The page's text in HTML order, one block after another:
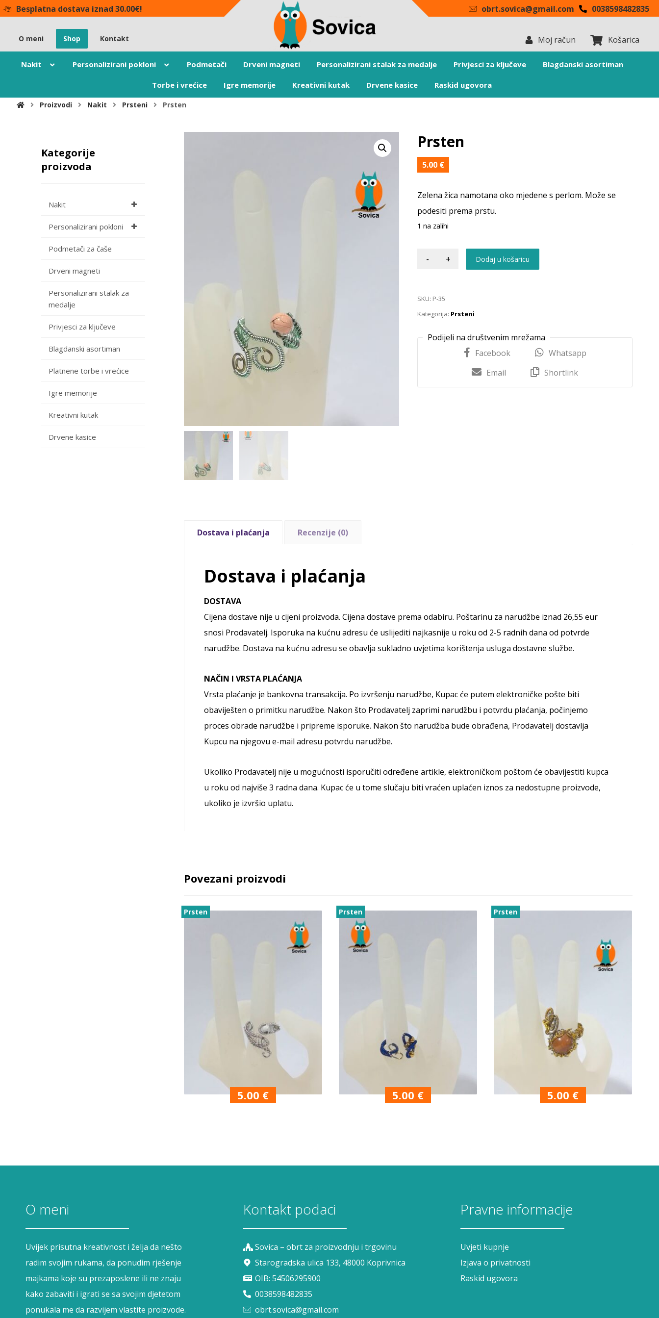
Besplatna dostava iznad 30.00€! 0038598482835
obrt.sovica@gmail.com
O meni Shop Kontakt Košarica
Moj račun
Nakit Personalizirani pokloni Podmetači Drveni magneti Personalizirani stalak za medalje Privjesci za ključeve Blagdanski asortiman
Torbe i vrećice Igre memorije Kreativni kutak Drvene kasice Raskid ugovora
Proizvodi Nakit Prsteni Prsten
Prsten
5.00 €
Zelena žica namotana oko mjedene s perlom. Može se
podesiti prema prstu.
1 na zalihi
- + Dodaj u košaricu
SKU: P-35
Kategorija: Prsteni
Facebook
Whatsapp
Email
Shortlink
Dostava i plaćanja Recenzije (0)
Dostava i plaćanja
DOSTAVA
Cijena dostave nije u cijeni proizvoda. Cijena dostave prema odabiru. Poštarinu za narudžbe iznad 26,55 eur
snosi Prodavatelj. Isporuka na kućnu adresu će uslijediti najkasnije u roku od 2-5 radnih dana od potvrde
narudžbe. Dostava na kućnu adresu se obavlja sukladno uvjetima korištenja usluga dostavne službe.
NAČIN I VRSTA PLAĆANJA
Vrsta plaćanje je bankovna transakcija. Po izvršenju narudžbe, Kupac će putem elektroničke pošte biti
obaviješten o primitku narudžbe. Nakon što Prodavatelj zaprimi narudžbu i potvrdu plaćanja, počinjemo
proces obrade narudžbe i pripreme isporuke. Nakon što narudžba bude obrađena, Prodavatelj dostavlja
Kupcu na njegovu e-mail adresu potvrdu narudžbe.
Ukoliko Prodavatelj nije u mogućnosti isporučiti određene artikle, elektroničkom poštom će obavijestiti kupca
u roku od najviše 3 radna dana. Kupac će u tome slučaju biti vraćen uplaćen iznos za nedostupne proizvode,
ukoliko je izvršio uplatu.
Povezani proizvodi
Prsten
5.00 €
Prsten
5.00 €
Prsten
5.00 €
Kategorije
proizvoda
Nakit
Personalizirani pokloni
Podmetači za čaše
Drveni magneti
Personalizirani stalak za
medalje
Privjesci za ključeve
Blagdanski asortiman
Platnene torbe i vrećice
Igre memorije
Kreativni kutak
Drvene kasice
O meni
Uvijek prisutna kreativnost i želja da nešto
radim svojim rukama, da ponudim rješenje
majkama koje su prezaposlene ili ne znaju
kako zabaviti i igrati se sa svojim djetetom
ponukala me da razvijem vlastite proizvode.
Kontakt podaci
Sovica – obrt za proizvodnju i trgovinu
Starogradska ulica 133, 48000 Koprivnica
OIB: 54506295900
0038598482835
obrt.sovica@gmail.com
Pravne informacije
Uvjeti kupnje
Izjava o privatnosti
Raskid ugovora